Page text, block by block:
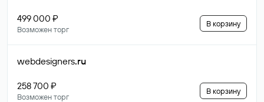
499 000 ₽
Возможен торг
В корзину
webdesigners.ru
258 700 ₽
Возможен торг
В корзину